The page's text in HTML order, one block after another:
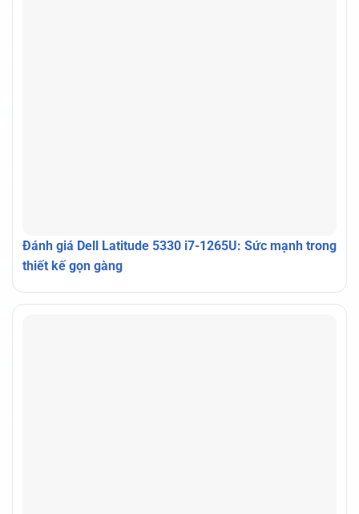
Đánh giá Dell Latitude 5330 i7-1265U: Sức mạnh trong
thiết kế gọn gàng